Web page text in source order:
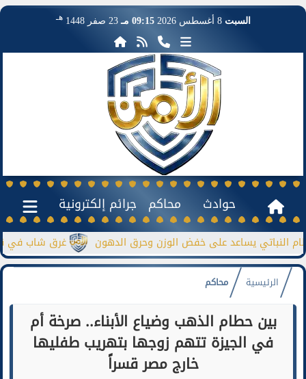
السبت 8 أغسطس 2026 09:15 مـ 23 صفر 1448 هـ
حوادث محاكم جرائم إلكترونية
غرق شاب في نيل يساعد على خفض الوزن وحرق الدهون
الرئيسية محاكم
بين حطام الذهب وضياع الأبناء.. صرخة أم
في الجيزة تتهم زوجها بتهريب طفليها
خارج مصر قسراً